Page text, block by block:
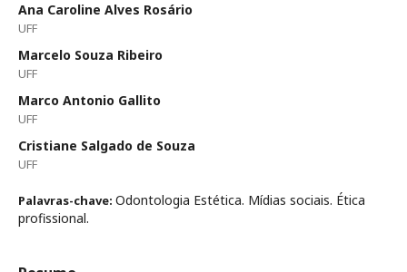
Ana Caroline Alves Rosário
UFF
Marcelo Souza Ribeiro
UFF
Marco Antonio Gallito
UFF
Cristiane Salgado de Souza
UFF
Palavras-chave: Odontologia Estética. Mídias sociais. Ética
profissional.